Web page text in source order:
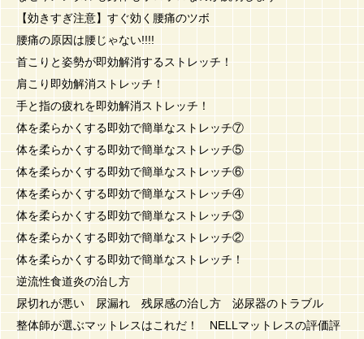
【効きすぎ注意】すぐ効く腰痛のツボ
腰痛の原因は腰じゃない!!!!
首こりと姿勢が即効解消するストレッチ！
肩こり即効解消ストレッチ！
手と指の疲れを即効解消ストレッチ！
体を柔らかくする即効で簡単なストレッチ⑦
体を柔らかくする即効で簡単なストレッチ⑤
体を柔らかくする即効で簡単なストレッチ⑥
体を柔らかくする即効で簡単なストレッチ④
体を柔らかくする即効で簡単なストレッチ③
体を柔らかくする即効で簡単なストレッチ②
体を柔らかくする即効で簡単なストレッチ！
逆流性食道炎の治し方
尿切れが悪い 尿漏れ 残尿感の治し方 泌尿器のトラブル
整体師が選ぶマットレスはこれだ！ NELLマットレスの評価評